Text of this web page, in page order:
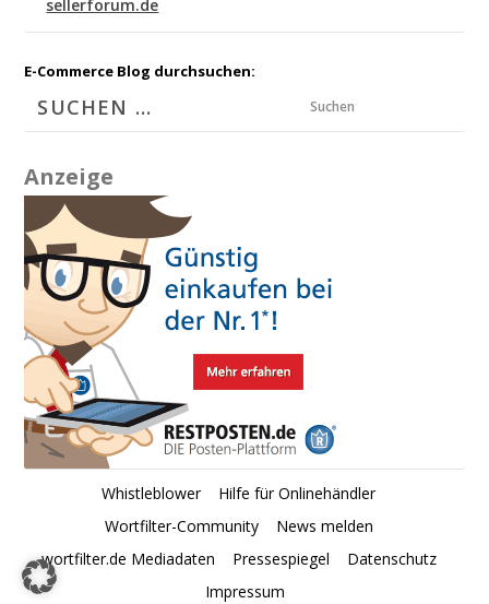
sellerforum.de
E-Commerce Blog durchsuchen:
Suchen
Anzeige
Whistleblower
Hilfe für Onlinehändler
Wortfilter-Community
News melden
wortfilter.de Mediadaten
Pressespiegel
Datenschutz
Impressum